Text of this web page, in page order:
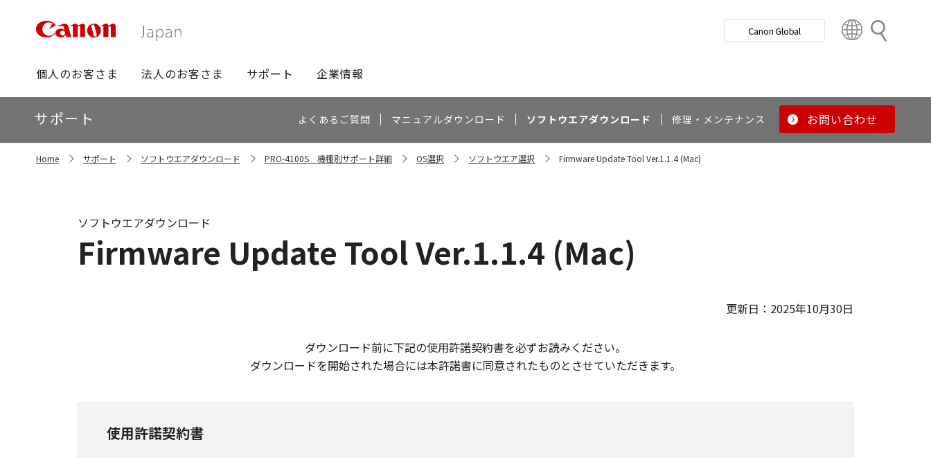
検
グ
ロ
ー
バ
ビ
個人のお客さま 法人のお客さま サポート 企業情報
Canon Global
t
y
ロ
ー
カ
ル
サポート よくあるご質問 マニュアルダウンロード ソフトウエアダウンロード 修理・メンテナンス お問い合わせ
Home サポート ソフトウエアダウンロード PRO-4100S 機種別サポート詳細 OS選択 ソフトウエア選択 Firmware Update Tool Ver.1.1.4 (Mac)
Firmware Update Tool Ver.1.1.4 (Mac)
ソフトウエアダウンロード
更新日：2025年10月30日
ダウンロード前に下記の使用許諾契約書を必ずお読みください。
ダウンロードを開始された場合には本許諾書に同意されたものとさせていただきます。
使用許諾契約書